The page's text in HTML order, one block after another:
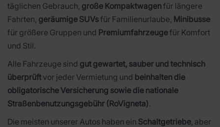
täglichen Gebrauch, große Kompaktwagenfür längere
Fahrten, geräumige SUVsfür Familienurlaube, Minibusse
für größere Gruppen und Premiumfahrzeugefür Komfort
und Stil.
Alle Fahrzeuge sind gut gewartet, sauber und technisch
überprüft vor jeder Vermietung und beinhalten die
obligatorische Versicherung sowie die nationale
Straßenbenutzungsgebühr (RoVigneta).
Die meisten unserer Autos haben ein Schaltgetriebe, aber